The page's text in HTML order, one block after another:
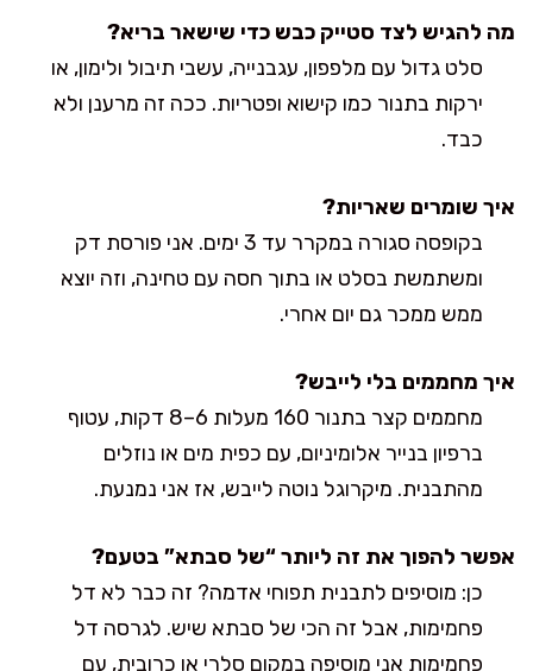
מה להגיש לצד סטייק כבש כדי שישאר בריא?
סלט גדול עם מלפפון, עגבנייה, עשבי תיבול ולימון, או
ירקות בתנור כמו קישוא ופטריות. ככה זה מרענן ולא
כבד.
איך שומרים שאריות?
בקופסה סגורה במקרר עד 3 ימים. אני פורסת דק
ומשתמשת בסלט או בתוך חסה עם טחינה, וזה יוצא
ממש ממכר גם יום אחרי.
איך מחממים בלי לייבש?
מחממים קצר בתנור 160 מעלות 6–8 דקות, עטוף
ברפיון בנייר אלומיניום, עם כפית מים או נוזלים
מהתבנית. מיקרוגל נוטה לייבש, אז אני נמנעת.
אפשר להפוך את זה ליותר “של סבתא” בטעם?
כן: מוסיפים לתבנית תפוחי אדמה? זה כבר לא דל
פחמימות, אבל זה הכי של סבתא שיש. לגרסה דל
פחמימות אני מוסיפה במקום סלרי או כרובית, עם